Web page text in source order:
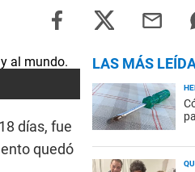
días, fue
quedó
LAS MÁS